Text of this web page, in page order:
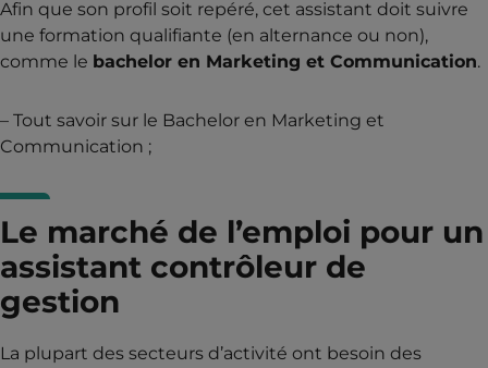
Afin que son profil soit repéré, cet assistant doit suivre
une formation qualifiante (en alternance ou non),
comme le bachelor en Marketing et Communication.
– Tout savoir sur le Bachelor en Marketing et
Communication ;
Le marché de l’emploi pour un
assistant contrôleur de
gestion
La plupart des secteurs d’activité ont besoin des